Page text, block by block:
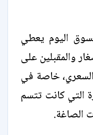
اليوم يعطي
والمقبلين على
السعري، خاصة في
التي كانت تتسم
الصاغة.